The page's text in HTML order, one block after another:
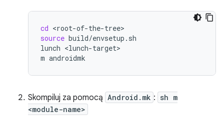
cd
source build/envsetup.sh
lunch <lunch-target>
m
Skompiluj za pomocą Android.mk : sh m
<module-name>